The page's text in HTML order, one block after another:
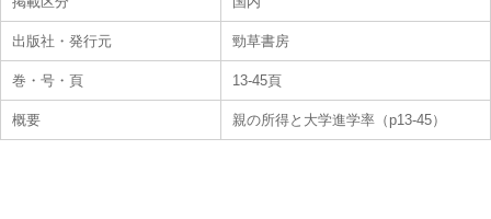
出版社・発行元 勁草書房
巻・号・頁 13-45頁
概要 親の所得と大学進学率（p13-45）